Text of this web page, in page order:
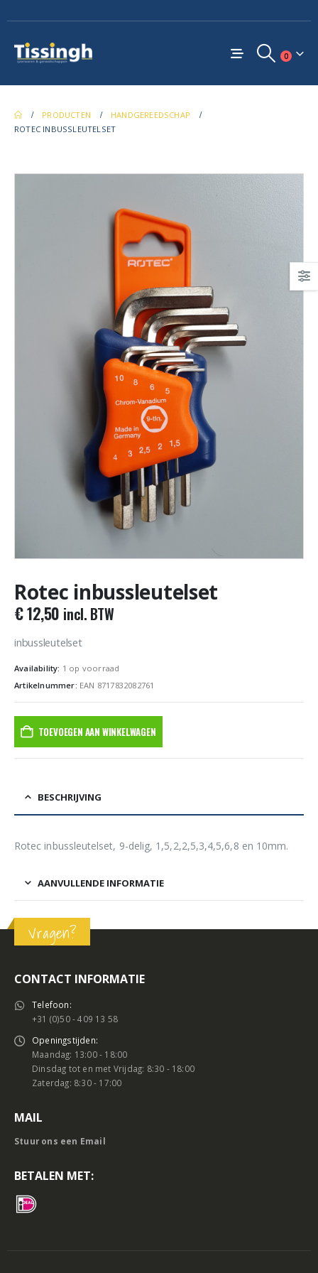
0
PRODUCTEN
HANDGEREEDSCHAP
ROTEC INBUSSLEUTELSET
Rotec inbussleutelset
€12,50 incl. BTW
inbussleutelset
Availability: 1 op voorraad
Artikelnummer: EAN 8717832082761
TOEVOEGEN AAN WINKELWAGEN
BESCHRIJVING
Rotec inbussleutelset, 9-delig, 1,5,2,2,5,3,4,5,6,8 en 10mm.
AANVULLENDE INFORMATIE
Vragen?
CONTACT INFORMATIE
Telefoon:
+31 (0)50 - 409 13 58
Openingstijden:
Maandag: 13:00 - 18:00
Dinsdag tot en met Vrijdag: 8:30 - 18:00
Zaterdag: 8:30 - 17:00
MAIL
Stuur ons een Email
BETALEN MET: